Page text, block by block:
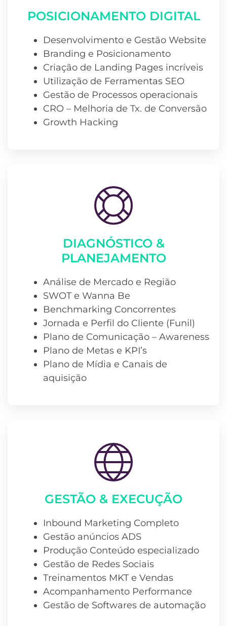
POSICIONAMENTO DIGITAL
Desenvolvimento e Gestão Website
Branding e Posicionamento
Criação de Landing Pages incríveis
Utilização de Ferramentas SEO
Gestão de Processos operacionais
CRO – Melhoria de Tx. de Conversão
Growth Hacking
DIAGNÓSTICO &
PLANEJAMENTO
Análise de Mercado e Região
SWOT e Wanna Be
Benchmarking Concorrentes
Jornada e Perfil do Cliente (Funil)
Plano de Comunicação – Awareness
Plano de Metas e KPI’s
Plano de Mídia e Canais de
aquisição
GESTÃO & EXECUÇÃO
Inbound Marketing Completo
Gestão anúncios ADS
Produção Conteúdo especializado
Gestão de Redes Sociais
Treinamentos MKT e Vendas
Acompanhamento Performance
Gestão de Softwares de automação